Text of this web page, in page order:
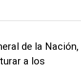
de la Nación,
a los